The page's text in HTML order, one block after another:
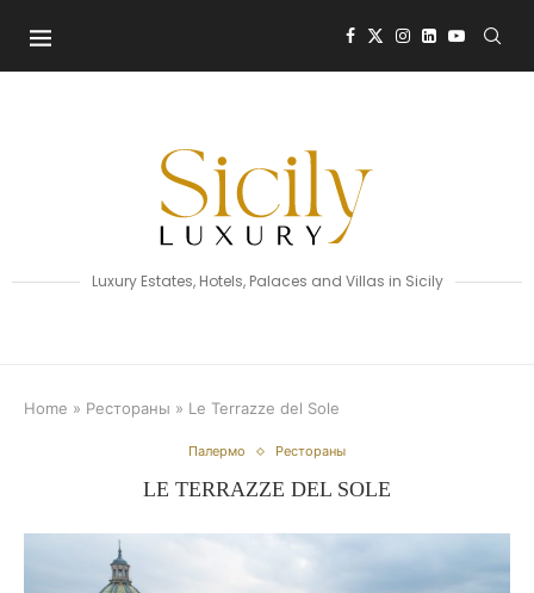
Luxury Estates, Hotels, Palaces and Villas in Sicily
Home » Рестораны » Le Terrazze del Sole
Палермо Рестораны
LE TERRAZZE DEL SOLE